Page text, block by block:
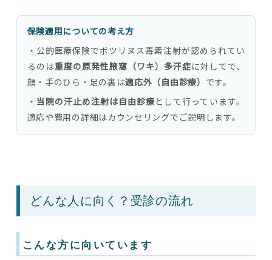
保険適用についての考え方
・公的医療保険でボツリヌス毒素注射が認められてい
るのは重度の原発性腋窩（ワキ）多汗症に対してで、
顔・手のひら・足の裏は適応外（自由診療） です。
・ 当院の汗止め注射は自由診療 として行っています。
適応や費用の詳細はカウンセリングでご説明します。
どんな人に向く？受診の流れ
こんな方に向いています